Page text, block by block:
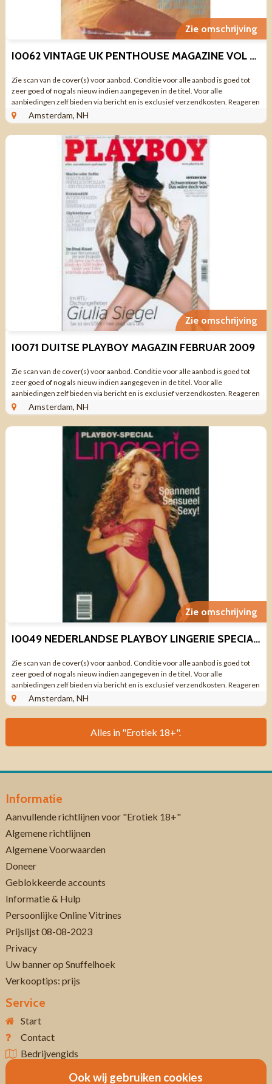
Zie omschrijving
I0062 VINTAGE UK PENTHOUSE MAGAZINE VOL 10 NO 3
Zie scan van de cover(s) voor aanbod. Conditie voor alle aanbod is goed tot
zeer goed of nog als nieuw indien aangegeven in de titel. Voor alle
aanbiedingen zelf bieden via bericht en is exclusief verzendkosten. Reageren
via aanbieding ...
Amsterdam, NH
Zie omschrijving
I0071 DUITSE PLAYBOY MAGAZIN FEBRUAR 2009
Zie scan van de cover(s) voor aanbod. Conditie voor alle aanbod is goed tot
zeer goed of nog als nieuw indien aangegeven in de titel. Voor alle
aanbiedingen zelf bieden via bericht en is exclusief verzendkosten. Reageren
via aanbieding ...
Amsterdam, NH
Zie omschrijving
I0049 NEDERLANDSE PLAYBOY LINGERIE SPECIAL 2001
Zie scan van de cover(s) voor aanbod. Conditie voor alle aanbod is goed tot
zeer goed of nog als nieuw indien aangegeven in de titel. Voor alle
aanbiedingen zelf bieden via bericht en is exclusief verzendkosten. Reageren
via aanbieding ...
Amsterdam, NH
Alles in "Erotiek 18+".
Informatie
Aanvullende richtlijnen voor "Erotiek 18+"
Algemene richtlijnen
Algemene Voorwaarden
Doneer
Geblokkeerde accounts
Informatie & Hulp
Persoonlijke Online Vitrines
Prijslijst 08-08-2023
Privacy
Uw banner op Snuffelhoek
Verkooptips: prijs
Service
Start
Contact
Bedrijvengids
Ook wij gebruiken cookies